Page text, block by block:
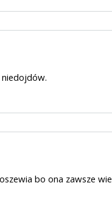
bo ona zawsze wie